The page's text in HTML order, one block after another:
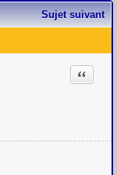
Sujet suivant
Citation